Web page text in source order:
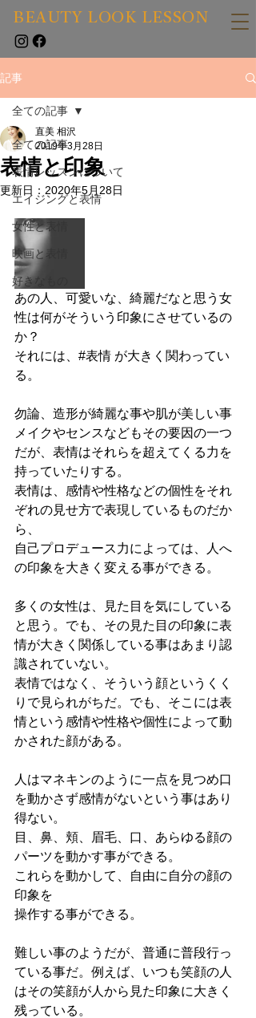
BEAUTY LOOK LESSON
記事
全ての記事
表情レッスンについて
エイジングと表情
女性と表情
映画と表情
好きなもの
全ての記事
表情と印象
直美 相沢
2019年3月28日
更新日： 2020年5月28日
あの人、可愛いな、綺麗だなと思う女
性は何がそういう印象にさせているの
か？
それには、#表情 が大きく関わってい
る。
勿論、造形が綺麗な事や肌が美しい事
メイクやセンスなどもその要因の一つ
だが、表情はそれらを超えてくる力を
持っていたりする。
表情は、感情や性格などの個性をそれ
ぞれの見せ方で表現しているものだか
ら、
自己プロデュース力によっては、人へ
の印象を大きく変える事ができる。
多くの女性は、見た目を気にしている
と思う。でも、その見た目の印象に表
情が大きく関係している事はあまり認
識されていない。
表情ではなく、そういう顔というくく
りで見られがちだ。でも、そこには表
情という感情や性格や個性によって動
かされた顔がある。
人はマネキンのように一点を見つめ口
を動かさず感情がないという事はあり
得ない。
目、鼻、頬、眉毛、口、あらゆる顔の
パーツを動かす事ができる。
これらを動かして、自由に自分の顔の
印象を
操作する事ができる。
難しい事のようだが、普通に普段行っ
ている事だ。例えば、いつも笑顔の人
はその笑顔が人から見た印象に大きく
残っている。